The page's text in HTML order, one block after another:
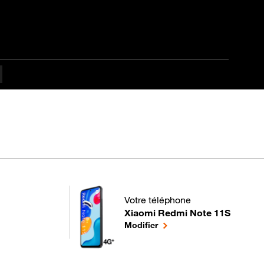
Votre téléphone
Xiaomi Redmi Note 11S
pour votre Xiaomi Redmi Note 11S
Modifierle téléphone sélectionné